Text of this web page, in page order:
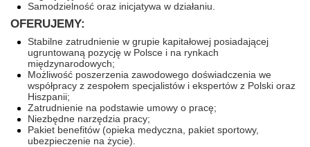
Samodzielność oraz inicjatywa w działaniu.
OFERUJEMY:
Stabilne zatrudnienie w grupie kapitałowej posiadającej
ugruntowaną pozycję w Polsce i na rynkach
międzynarodowych;
Możliwość poszerzenia zawodowego doświadczenia we
współpracy z zespołem specjalistów i ekspertów z Polski oraz
Hiszpanii;
Zatrudnienie na podstawie umowy o pracę;
Niezbędne narzędzia pracy;
Pakiet benefitów (opieka medyczna, pakiet sportowy,
ubezpieczenie na życie).